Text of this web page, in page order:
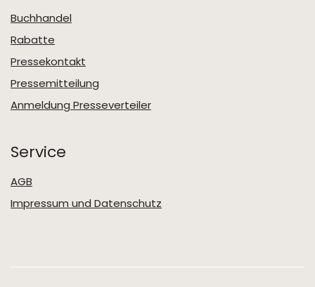
Buchhandel
Rabatte
Pressekontakt
Pressemitteilung
Anmeldung Presseverteiler
Service
AGB
Impressum und Datenschutz